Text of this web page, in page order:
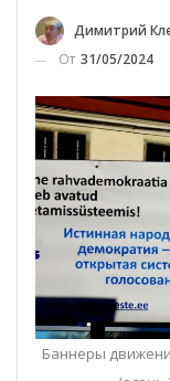
Димитрий
От 31/05/2024
Баннеры